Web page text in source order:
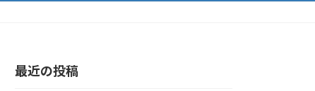
最近の投稿